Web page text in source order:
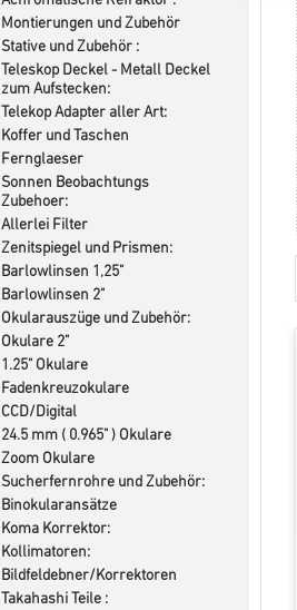
Montierungen und Zubehör
Stative und Zubehör :
Teleskop Deckel - Metall Deckel
zum Aufstecken:
Telekop Adapter aller Art:
Koffer und Taschen
Fernglaeser
Sonnen Beobachtungs
Zubehoer:
Allerlei Filter
Zenitspiegel und Prismen:
Barlowlinsen 1,25"
Barlowlinsen 2"
Okularauszüge und Zubehör:
Okulare 2"
1.25" Okulare
Fadenkreuzokulare
CCD/Digital
24.5 mm ( 0.965" ) Okulare
Zoom Okulare
Sucherfernrohre und Zubehör:
Binokularansätze
Koma Korrektor:
Kollimatoren:
Bildfeldebner/Korrektoren
Takahashi Teile :